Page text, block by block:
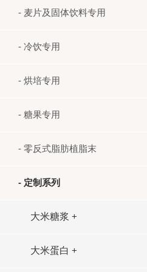
- 麦片及固体饮料专用
- 冷饮专用
- 烘培专用
- 糖果专用
- 零反式脂肪植脂末
- 定制系列
大米糖浆 +
大米蛋白 +